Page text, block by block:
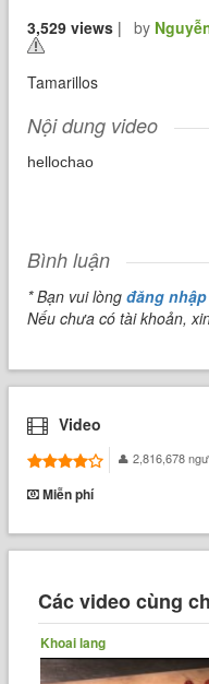
3,529 views | by
Tamarillos
Nội dung video
hellochao
Bình luận
* Bạn vui lòngđăng nhập
Nếu chưa có tài khoản,
Video
2,816,678
Miễn phí
Các video cùng
Khoai lang